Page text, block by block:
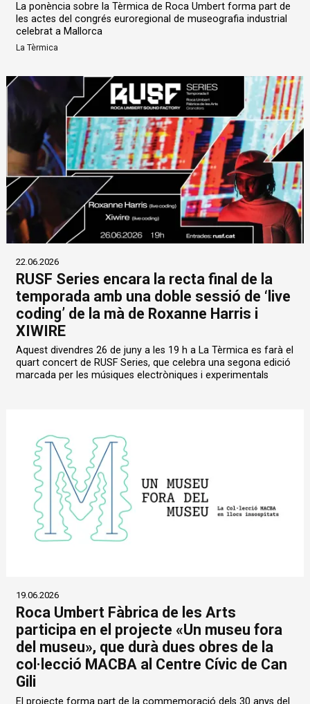
La ponència sobre la Tèrmica de Roca Umbert forma part de
les actes del congrés euroregional de museografia industrial
celebrat a Mallorca
La Tèrmica
22.06.2026
RUSF Series encara la recta final de la
temporada amb una doble sessió de ‘live
coding’ de la mà de Roxanne Harris i
XIWIRE
Aquest divendres 26 de juny a les 19 h a La Tèrmica es farà el
quart concert de RUSF Series, que celebra una segona edició
marcada per les músiques electròniques i experimentals
19.06.2026
Roca Umbert Fàbrica de les Arts
participa en el projecte «Un museu fora
del museu», que durà dues obres de la
col·lecció MACBA al Centre Cívic de Can
Gili
El projecte forma part de la commemoració dels 30 anys del